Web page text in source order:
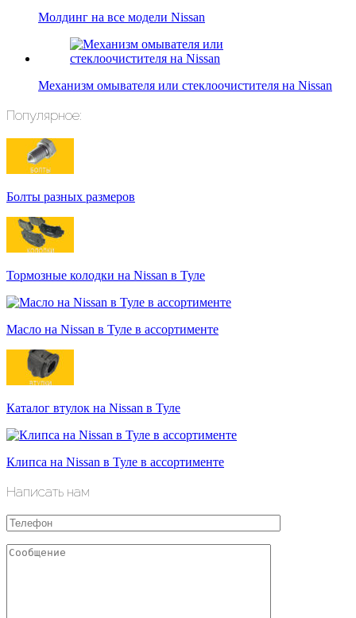
Молдинг на все модели Nissan
Механизм омывателя или стеклоочистителя на Nissan
Популярное:
Болты разных размеров
Тормозные колодки на Nissan в Туле
Масло на Nissan в Туле в ассортименте
Каталог втулок на Nissan в Туле
Клипса на Nissan в Туле в ассортименте
Написать нам